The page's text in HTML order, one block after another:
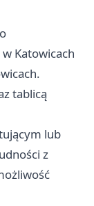
Katowicach
tablicą
lub
z